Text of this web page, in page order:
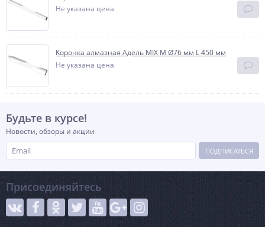
Не указана цена
Коронка алмазная Адель MIX M Ø76 мм L 450 мм
Не указана цена
Будьте в курсе!
Новости, обзоры и акции
ПОДПИСАТЬСЯ
Присоединяйтесь